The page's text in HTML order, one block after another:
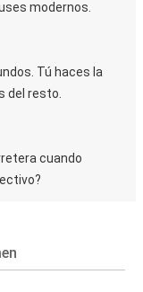
modernos.
Tú haces la
del resto.
cuando